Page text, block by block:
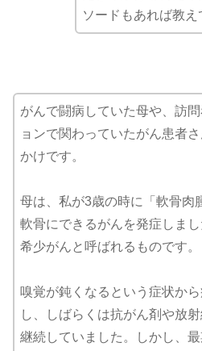
ソードもあれば教え
がんで闘病していた母や、訪
ョンで関わっていたがん患者
かけです。
母は、私が3歳の時に「軟骨肉
軟骨にできるがんを発症しま
希少がんと呼ばれるものです。
嗅覚が鈍くなるという症状か
し、しばらくは抗がん剤や放
継続していました。しかし、